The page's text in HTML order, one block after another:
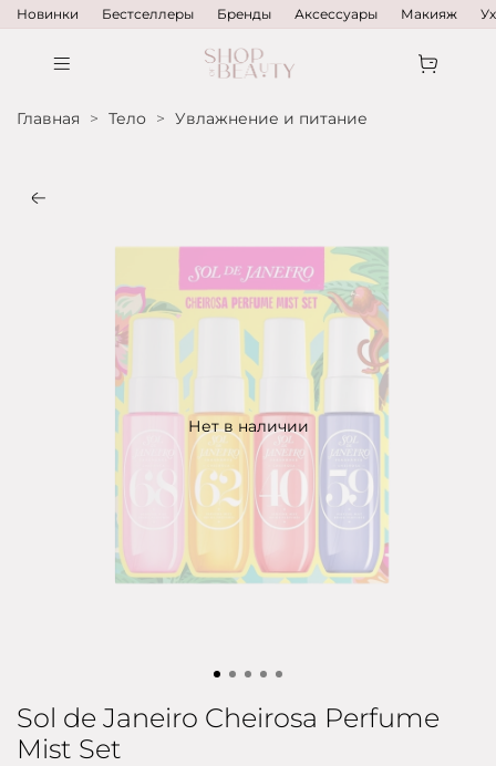
Новинки Бестселлеры Бренды Аксессуары Макияж
Главная Тело Увлажнение и питание
Нет в наличии
Sol de Janeiro Cheirosa Perfume
Mist Set